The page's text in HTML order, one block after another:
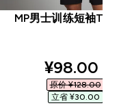
MP男士训练短袖T恤
¥98.00‎
原价 ¥128.00‎
立省 ¥30.00‎